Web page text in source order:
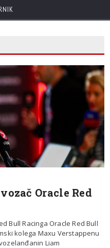
Oracle Red
Bull Racinga Oracle Red Bull
kolega Maxu Verstappenu
Liam